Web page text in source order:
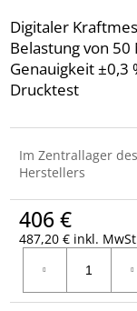
Digitaler
Belastung von
Genauigkeit ±0,3
Drucktest
Im Zentrallager des
Herstellers
406 €
487,20 € inkl.